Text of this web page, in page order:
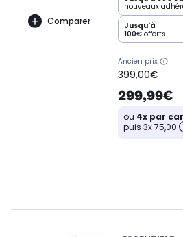
Comparer
nouveaux
Jusqu'à
100€ offerts
Ancien prix
oldPrice
399,00€
299,99€
ou 4x par
puis 3x 75,00